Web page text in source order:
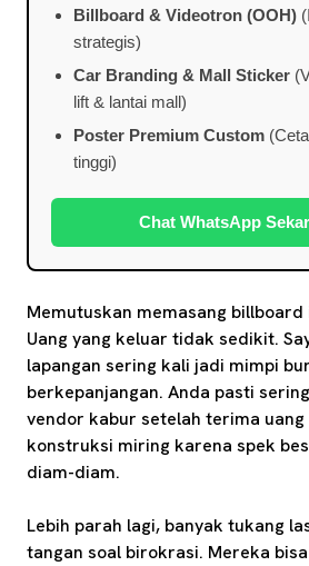
Billboard & Videotron (OOH)
strategis)
Car Branding & Mall Sticker
lift & lantai mall)
Poster Premium Custom
tinggi)
Chat WhatsApp
Memutuskan memasang
Uang yang keluar tidak sedikit.
lapangan sering kali jadi mimpi
berkepanjangan. Anda pasti
vendor kabur setelah terima uang
konstruksi miring karena spek
diam-diam.
Lebih parah lagi, banyak tukang
tangan soal birokrasi. Mereka